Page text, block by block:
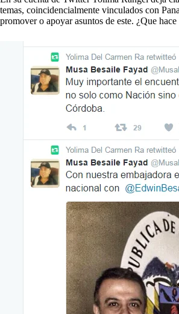
temas, coincidencialmente vinculados con
promover o apoyar asuntos de este. ¿Que